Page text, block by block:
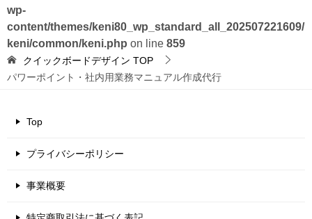
wp-
content/themes/keni80_wp_standard_all_202507221609/
keni/common/keni.php on line 859
クイックボードデザイン TOP
パワーポイント・社内用業務マニュアル作成代行
Top
プライバシーポリシー
事業概要